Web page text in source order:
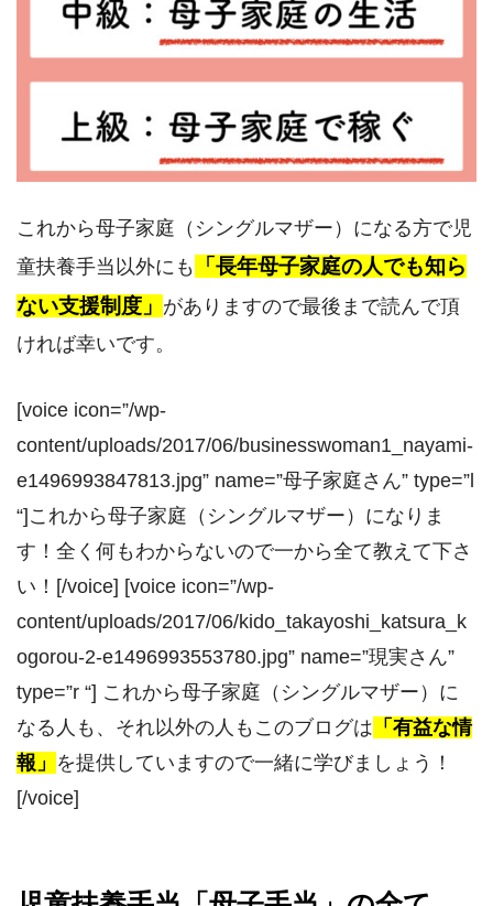
これから母子家庭（シングルマザー）になる方で児
童扶養手当以外にも
「長年母子家庭の人でも知ら
ない支援制度」 がありますので最後まで読んで頂
ければ幸いです。
[voice icon=”/wp-
content/uploads/2017/06/businesswoman1_nayami-
e1496993847813.jpg” name=”母子家庭さん” type=”l
“]これから母子家庭（シングルマザー）になりま
す！全く何もわからないので一から全て教えて下さ
い！[/voice] [voice icon=”/wp-
content/uploads/2017/06/kido_takayoshi_katsura_k
ogorou-2-e1496993553780.jpg” name=”現実さん”
type=”r “] これから母子家庭（シングルマザー）に
なる人も、それ以外の人もこのブログは 「有益な情
報」 を提供していますので一緒に学びましょう！
[/voice]